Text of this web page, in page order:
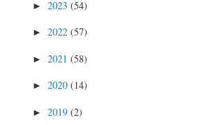
►2023(54)
►2022(57)
►2021(58)
►2020(14)
►2019(2)